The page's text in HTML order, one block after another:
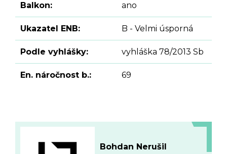
Balkon: ano
Ukazatel ENB: B - Velmi úsporná
Podle vyhlášky: vyhláška 78/2013 Sb
En. náročnost b.: 69
Bohdan Nerušil